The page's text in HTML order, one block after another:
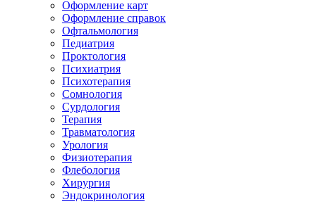
Оформление карт
Оформление справок
Офтальмология
Педиатрия
Проктология
Психиатрия
Психотерапия
Сомнология
Сурдология
Терапия
Травматология
Урология
Физиотерапия
Флебология
Хирургия
Эндокринология